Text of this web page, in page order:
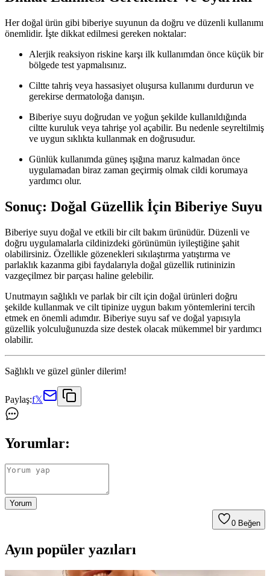
Her doğal ürün gibi biberiye suyunun da doğru ve düzenli kullanımı
önemlidir. İşte dikkat edilmesi gereken noktalar:
Alerjik reaksiyon riskine karşı ilk kullanımdan önce küçük bir
bölgede test yapmalısınız.
Ciltte tahriş veya hassasiyet oluşursa kullanımı durdurun ve
gerekirse dermatoloğa danışın.
Biberiye suyu doğrudan ve yoğun şekilde kullanıldığında
ciltte kuruluk veya tahrişe yol açabilir. Bu nedenle seyreltilmiş
ve uygun sıklıkta kullanmak en doğrusudur.
Günlük kullanımda güneş ışığına maruz kalmadan önce
uygulamadan biraz zaman geçirmiş olmak cildi korumaya
yardımcı olur.
Sonuç: Doğal Güzellik İçin Biberiye Suyu
Biberiye suyu doğal ve etkili bir cilt bakım ürünüdür. Düzenli ve
doğru uygulamalarla cildinizdeki görünümün iyileştiğine şahit
olabilirsiniz. Özellikle gözenekleri sıkılaştırma yatıştırma ve
parlaklık kazanma gibi faydalarıyla doğal güzellik rutininizin
vazgeçilmez bir parçası haline gelebilir.
Unutmayın sağlıklı ve parlak bir cilt için doğal ürünleri doğru
şekilde kullanmak ve cilt tipinize uygun bakım yöntemlerini tercih
etmek en önemli adımdır. Biberiye suyu saf ve doğal yapısıyla
güzellik yolculuğunuzda size destek olacak mükemmel bir yardımcı
olabilir.
Sağlıklı ve güzel günler dilerim!
Paylaş:f𝕏
Yorumlar:
Yorum
0 Beğen
Ayın popüler yazıları